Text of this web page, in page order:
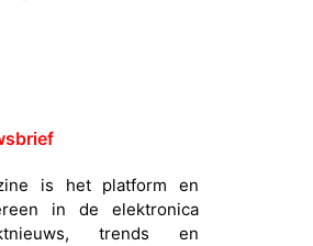
is het platform en
in de elektronica
trends en